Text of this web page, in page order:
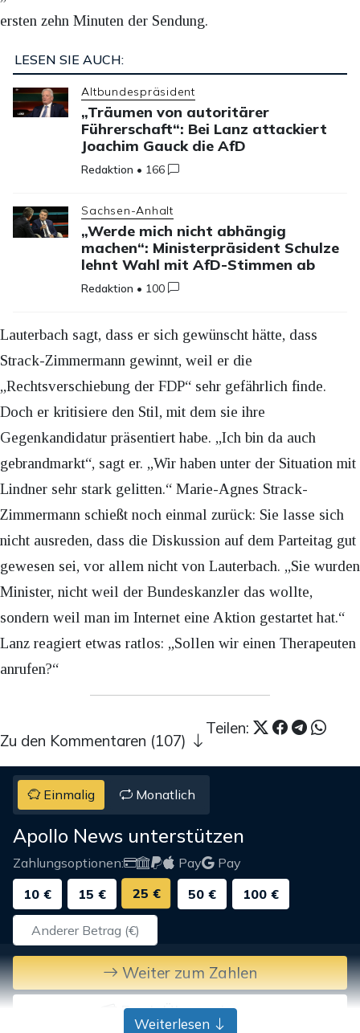
ersten zehn Minuten der Sendung.
LESEN SIE AUCH:
Altbundespräsident
„Träumen von autoritärer
Führerschaft“: Bei Lanz attackiert
Joachim Gauck die AfD
Redaktion • 166
Sachsen-Anhalt
„Werde mich nicht abhängig
machen“: Ministerpräsident Schulze
lehnt Wahl mit AfD-Stimmen ab
Redaktion • 100
Lauterbach sagt, dass er sich gewünscht hätte, dass
Strack-Zimmermann gewinnt, weil er die
„Rechtsverschiebung der FDP“ sehr gefährlich finde.
Doch er kritisiere den Stil, mit dem sie ihre
Gegenkandidatur präsentiert habe. „Ich bin da auch
gebrandmarkt“, sagt er. „Wir haben unter der Situation mit
Lindner sehr stark gelitten.“ Marie-Agnes Strack-
Zimmermann schießt noch einmal zurück: Sie lasse sich
nicht ausreden, dass die Diskussion auf dem Parteitag gut
gewesen sei, vor allem nicht von Lauterbach. „Sie wurden
Minister, nicht weil der Bundeskanzler das wollte,
sondern weil man im Internet eine Aktion gestartet hat.“
Lanz reagiert etwas ratlos: „Sollen wir einen Therapeuten
anrufen?“
Teilen:
Zu den Kommentaren (107)
Einmalig Monatlich
Apollo News unterstützen
Zahlungsoptionen: Pay
Pay
10 €
15 € 25 € 50 € 100 €
Weiter zum Zahlen
Bank-Überweisung
Weiterlesen